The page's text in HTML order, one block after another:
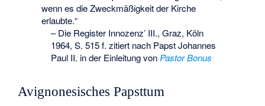
wenn es die Zweckmäßigkeit der Kirche
erlaubte.“
–Die Register Innozenz’ III., Graz, Köln
1964, S. 515 f. zitiert nach Papst Johannes
Paul II. in der Einleitung von Pastor Bonus
Avignonesisches Papsttum